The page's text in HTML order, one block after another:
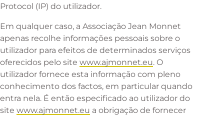
Protocol (IP) do utilizador.
Em qualquer caso, a Associação Jean Monnet
apenas recolhe informações pessoais sobre o
utilizador para efeitos de determinados serviços
oferecidos pelo site www.ajmonnet.eu. O
utilizador fornece esta informação com pleno
conhecimento dos factos, em particular quando
entra nela. É então especificado ao utilizador do
site www.ajmonnet.eu a obrigação de fornecer